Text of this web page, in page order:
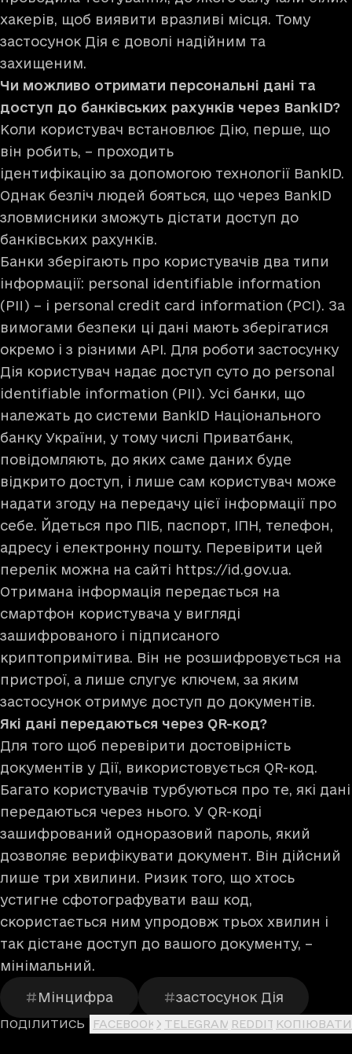
хакерів, щоб виявити вразливі місця. Тому
застосунок Дія є доволі надійним та
захищеним.
Чи можливо отримати персональні дані та
доступ до банківських рахунків через BankID?
Коли користувач встановлює Дію, перше, що
він робить, – проходить
ідентифікацію за допомогою технології BankID.
Однак безліч людей бояться, що через BankID
зловмисники зможуть дістати доступ до
банківських рахунків.
Банки зберігають про користувачів два типи
інформації: personal identifiable information
(PII) – і personal credit card information (PCI). За
вимогами безпеки ці дані мають зберігатися
окремо і з різними API. Для роботи застосунку
Дія користувач надає доступ суто до personal
identifiable information (PII). Усі банки, що
належать до системи BankID Національного
банку України, у тому числі Приватбанк,
повідомляють, до яких саме даних буде
відкрито доступ, і лише сам користувач може
надати згоду на передачу цієї інформації про
себе. Йдеться про ПІБ, паспорт, ІПН, телефон,
адресу і електронну пошту. Перевірити цей
перелік можна на сайті https://id.gov.ua.
Отримана інформація передається на
смартфон користувача у вигляді
зашифрованого і підписаного
криптопримітива. Він не розшифровується на
пристрої, а лише слугує ключем, за яким
застосунок отримує доступ до документів.
Які дані передаються через QR-код?
Для того щоб перевірити достовірність
документів у Дії, використовується QR-код.
Багато користувачів турбуються про те, які дані
передаються через нього. У QR-коді
зашифрований одноразовий пароль, який
дозволяє верифікувати документ. Він дійсний
лише три хвилини. Ризик того, що хтось
устигне сфотографувати ваш код,
скористається ним упродовж трьох хвилин і
так дістане доступ до вашого документу, –
мінімальний.
Мінцифра застосунок Дія
ПОДІЛИТИСЬ FACEBOOK X TELEGRAM REDDIT КОПІЮВАТИ